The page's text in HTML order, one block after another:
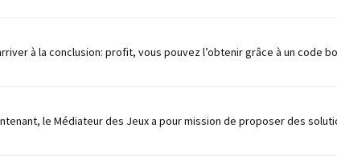
La Tsarine
à la conclusion: profit, vous pouvez l’obtenir grâce à un code
le Médiateur des Jeux a pour mission de proposer des